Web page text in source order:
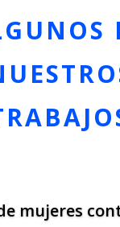
mujeres